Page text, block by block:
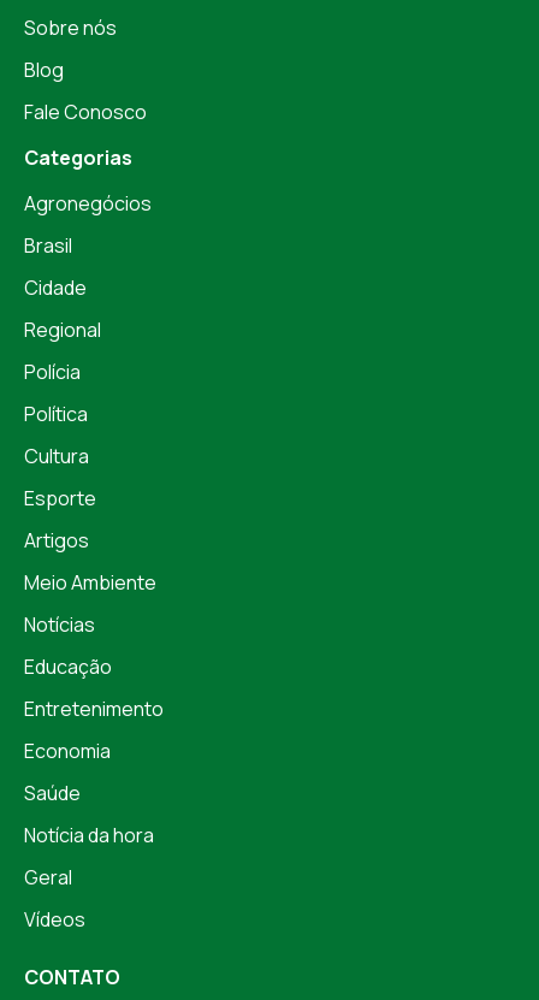
Sobre nós
Blog
Fale Conosco
Categorias
Agronegócios
Brasil
Cidade
Regional
Polícia
Política
Cultura
Esporte
Artigos
Meio Ambiente
Notícias
Educação
Entretenimento
Economia
Saúde
Notícia da hora
Geral
Vídeos
CONTATO